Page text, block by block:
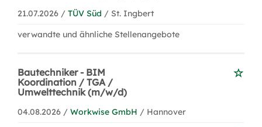
21.07.2026 / TÜV Süd / St. Ingbert
verwandte und ähnliche Stellenangebote
Bautechniker - BIM
Koordination / TGA /
Umwelttechnik (m/w/d)
04.08.2026 / Workwise GmbH / Hannover